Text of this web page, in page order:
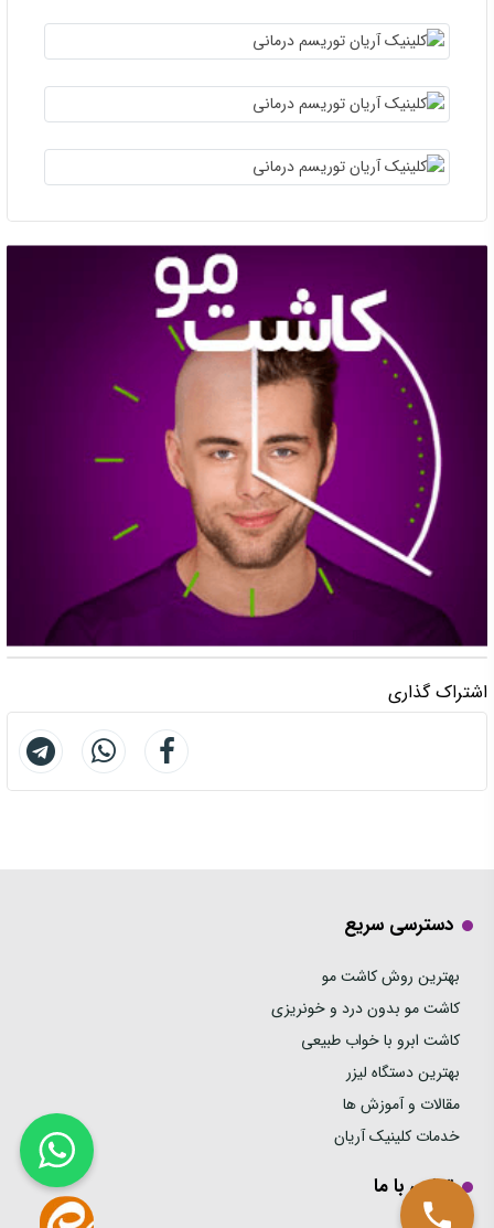
اشتراک گذاری
دسترسی سریع
بهترین روش کاشت مو
کاشت مو بدون درد و خونریزی
کاشت ابرو با خواب طبیعی
بهترین دستگاه لیزر
مقالات و آموزش ها
خدمات کلینیک آریان
تماس با ما